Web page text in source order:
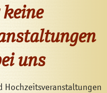
uns
Hochzeitsveranstaltungen